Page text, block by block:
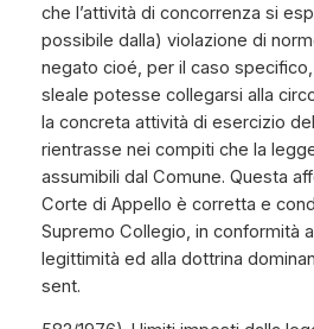
che l’attività di concorrenza si
possibile dalla) violazione di
negato cioé, per il caso
sleale potesse collegarsi alla
la concreta attività di esercizio
rientrasse nei compiti che la
assumibili dal Comune. Questa
Corte di Appello è corretta e
Supremo Collegio, in conformità
legittimità ed alla dottrina
sent.